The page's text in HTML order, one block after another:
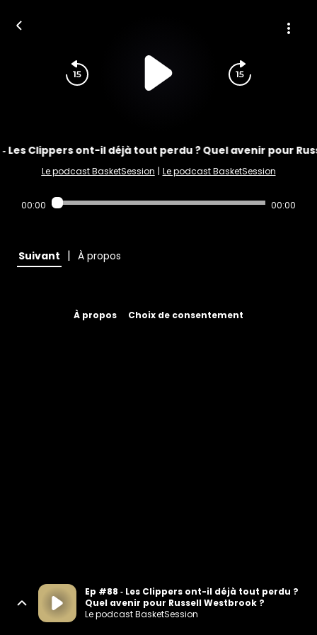
Les Clippers ont-il déjà tout perdu ? Quel avenir pour
Le podcast BasketSession | Le podcast BasketSession
00:00 00:00
Suivant | À propos
À propos Choix de consentement
Ep #88 ‐ Les Clippers ont-il déjà tout perdu ?
Quel avenir pour Russell Westbrook ?
Le podcast BasketSession